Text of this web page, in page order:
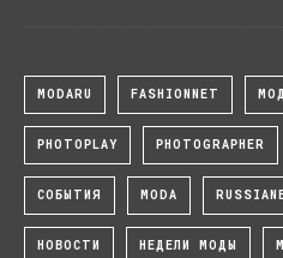
MODARU FASHIONNET
PHOTOPLAY PHOTOGRAPHER
СОБЫТИЯ MODA
НОВОСТИ НЕДЕЛИ МОДЫ